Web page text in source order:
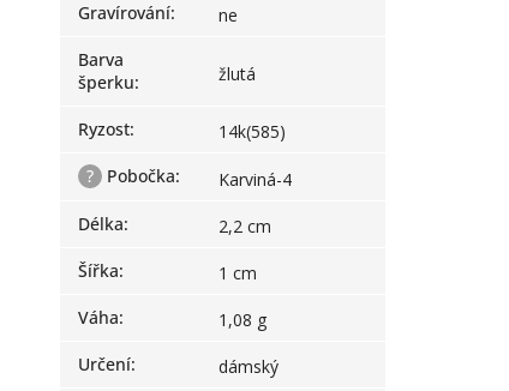
Gravírování:
ne
Barva
šperku: žlutá
Ryzost:
14k(585)
?
Pobočka:
Karviná-4
Délka:
2,2 cm
Šířka:
1 cm
Váha:
1,08 g
Určení:
dámský